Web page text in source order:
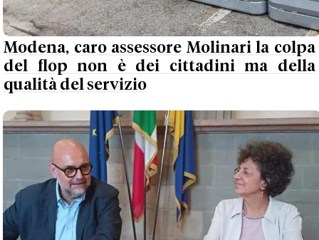
Modena, caro assessore Molinari la colpa
del flop non è dei cittadini ma della
qualità del servizio